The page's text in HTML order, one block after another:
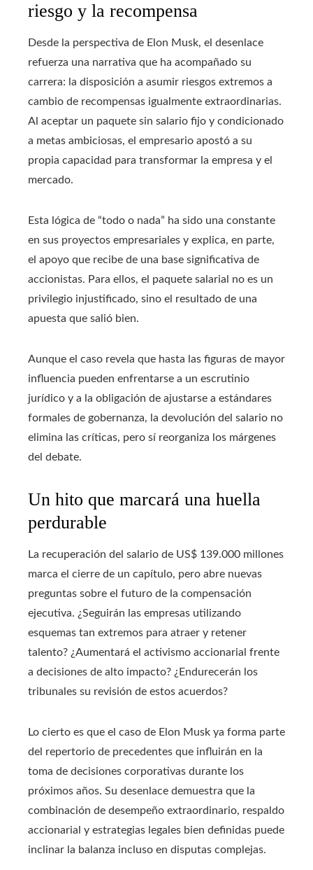
riesgo y la recompensa
Desde la perspectiva de Elon Musk, el desenlace
refuerza una narrativa que ha acompañado su
carrera: la disposición a asumir riesgos extremos a
cambio de recompensas igualmente extraordinarias.
Al aceptar un paquete sin salario fijo y condicionado
a metas ambiciosas, el empresario apostó a su
propia capacidad para transformar la empresa y el
mercado.
Esta lógica de “todo o nada” ha sido una constante
en sus proyectos empresariales y explica, en parte,
el apoyo que recibe de una base significativa de
accionistas. Para ellos, el paquete salarial no es un
privilegio injustificado, sino el resultado de una
apuesta que salió bien.
Aunque el caso revela que hasta las figuras de mayor
influencia pueden enfrentarse a un escrutinio
jurídico y a la obligación de ajustarse a estándares
formales de gobernanza, la devolución del salario no
elimina las críticas, pero sí reorganiza los márgenes
del debate.
Un hito que marcará una huella
perdurable
La recuperación del salario de US$ 139.000 millones
marca el cierre de un capítulo, pero abre nuevas
preguntas sobre el futuro de la compensación
ejecutiva. ¿Seguirán las empresas utilizando
esquemas tan extremos para atraer y retener
talento? ¿Aumentará el activismo accionarial frente
a decisiones de alto impacto? ¿Endurecerán los
tribunales su revisión de estos acuerdos?
Lo cierto es que el caso de Elon Musk ya forma parte
del repertorio de precedentes que influirán en la
toma de decisiones corporativas durante los
próximos años. Su desenlace demuestra que la
combinación de desempeño extraordinario, respaldo
accionarial y estrategias legales bien definidas puede
inclinar la balanza incluso en disputas complejas.